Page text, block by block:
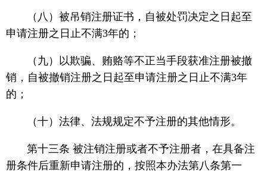
（八）被吊销注册证书，自被处罚决定之日起至
申请注册之日止不满3年的；
（九）以欺骗、贿赂等不正当手段获准注册被撤
销，自被撤销注册之日起至申请注册之日止不满3年
的；
（十）法律、法规规定不予注册的其他情形。
第十三条 被注销注册或者不予注册者，在具备注
册条件后重新申请注册的，按照本办法第八条第一